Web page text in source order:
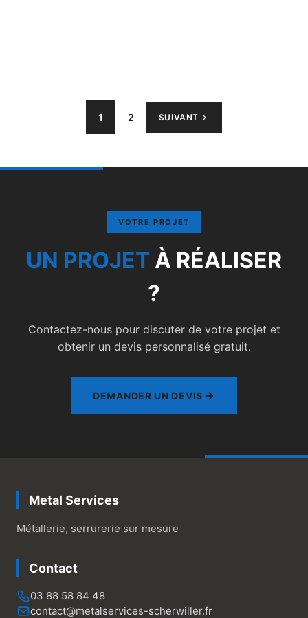
1 2 SUIVANT
VOTRE PROJET
UN PROJET À RÉALISER
?
Contactez-nous pour discuter de votre projet et
obtenir un devis personnalisé gratuit.
DEMANDER UN DEVIS
Metal Services
Métallerie, serrurerie sur mesure
Contact
03 88 58 84 48
contact@metalservices-scherwiller.fr